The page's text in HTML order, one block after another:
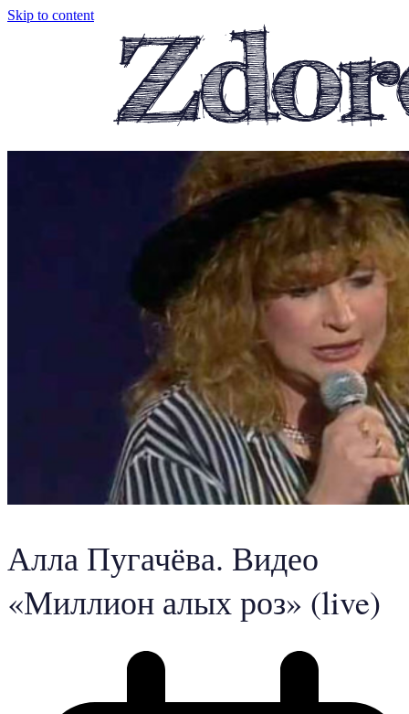
Skip to content
Алла Пугачёва. Видео
«Миллион алых роз» (live)